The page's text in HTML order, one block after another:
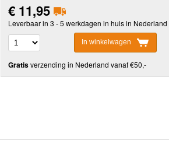
€ 11,95
Leverbaar in 3 - 5 werkdagen in huis in Nederland
In winkelwagen
Gratisverzending in Nederland vanaf €50,-